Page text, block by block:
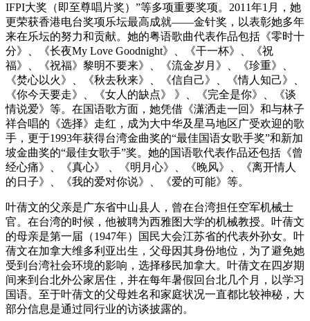
IFPI大奖（即至尊唱片奖）”等多项重要奖项。2011年1月，她
更荣获香港电台奖项乐坛最高成就——金针奖，以表彰她多年
来在乐坛的努力和贡献。她的粤语歌曲代表作品包括《零时十
分》、《长夜My Love Goodnight》、《干一杯》、《祝
福》、《祝福》黎明不要来》、《流金岁月》、《珍重》、
《焚心以火》、《秋去秋来》、《信自己》、《情人知己》、
《你今天要走》、《女人的缺点》 》、《完全是你》、《谈
情说爱》等。在国语歌方面，她凭借《潇洒走一回》和与林子
祥合唱的《选择》走红，成为大中华及星马地区广受欢迎的歌
手，更于1993年获得台湾金曲奖的“最佳国语女歌手奖”和新加
坡金曲奖的“最佳女歌手”奖。她的国语歌代表作品还包括《曾
经心痛》、《真心》 、《明月心》、《晚风》、《离开情人
的日子》、《我的爱对你说》、《爱的可能》等。
叶蒨文的父亲是广东省中山县人，曾在台湾担任空军机械士
官。在台湾的时候，他被聘为西雅图大学的机械教授。叶蒨文
的母亲是第一届（1947年）国民大会江苏省的代表外孙女。叶
蒨文在加拿大维多利亚出生，父母因其身份地位，为了避免她
受到台湾社会环境的影响，选择移民加拿大。叶蒨文在四岁期
间来到台北外公家居住，并在每年暑假回台北几个月，以学习
国语。至于叶蒨文的父母姓名和家庭状况一直都比较神秘，大
部分信息是通过同行业的访谈披露的。